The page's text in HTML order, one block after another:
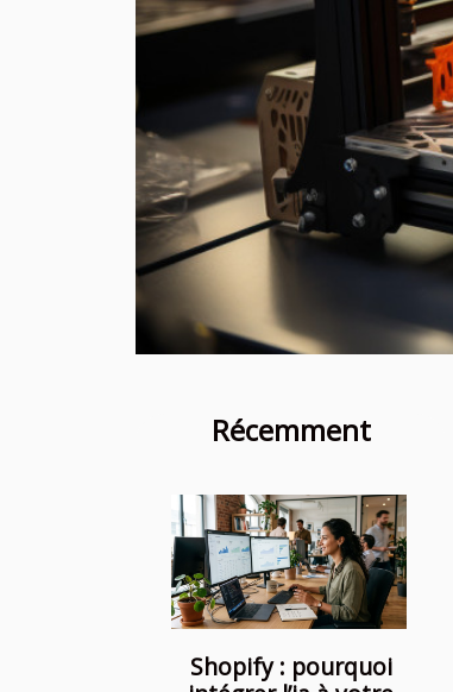
Récemment
Shopify : pourquoi